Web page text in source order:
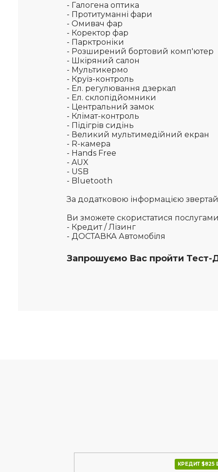
- Галогена оптика
- Протитуманні фари
- Омивач фар
- Коректор фар
- Парктроніки
- Розширений бортовий комп'ютер
- Шкіряний салон
- Мультикермо
- Круїз-контроль
- Ел. регулювання дзеркал
- Ел. склопідйомники
- Центральний замок
- Клімат-контроль
- Підігрів сидінь
- Великий мультимедійний екран
- R-камера
- Hands Free
- AUX
- USB
- Bluetooth
За додатковою інформацією
Ви зможете скористатися
- Кредит / Лізинг
- ДОСТАВКА Автомобіля
Запрошуємо Вас пройти Тест-
КРЕДИТ $825